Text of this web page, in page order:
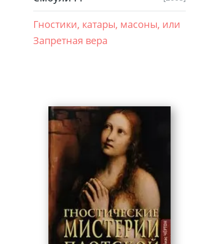
Гностики, катары, масоны, или
Запретная вера